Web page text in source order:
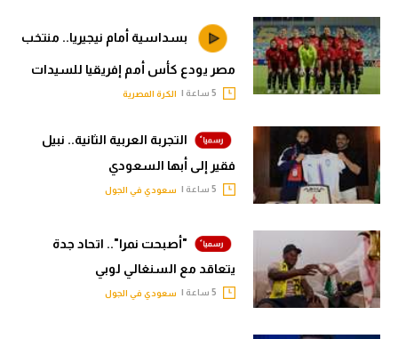
بسداسية أمام نيجيريا.. منتخب
مصر يودع كأس أمم إفريقيا للسيدات
الكرة المصرية
التجربة العربية الثانية.. نبيل
فقير إلى أبها السعودي
سعودي في الجول
"أصبحت نمرا".. اتحاد جدة
يتعاقد مع السنغالي لوبي
سعودي في الجول